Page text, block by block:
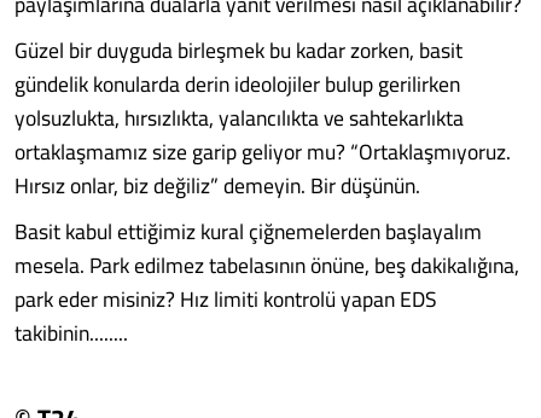
Güzel bir duyguda birleşmek bu kadar zorken, basit
gündelik konularda derin ideolojiler bulup gerilirken
yolsuzlukta, hırsızlıkta, yalancılıkta ve sahtekarlıkta
ortaklaşmamız size garip geliyor mu? “Ortaklaşmıyoruz.
Hırsız onlar, biz değiliz” demeyin. Bir düşünün.
Basit kabul ettiğimiz kural çiğnemelerden başlayalım
mesela. Park edilmez tabelasının önüne, beş dakikalığına,
park eder misiniz? Hız limiti kontrolü yapan EDS
takibinin........